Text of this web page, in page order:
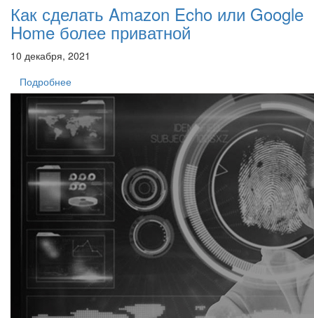
Как сделать Amazon Echo или Google
Home более приватной
10 декабря, 2021
Подробнее